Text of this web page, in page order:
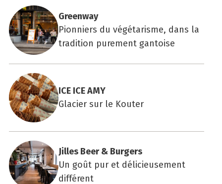
Green­way
Pionniers du végétarisme, dans la
tradition purement gantoise
ICE ICE AMY
Glacier sur le Kouter
Jilles Beer & Bur­gers
Un goût pur et délicieusement
différent